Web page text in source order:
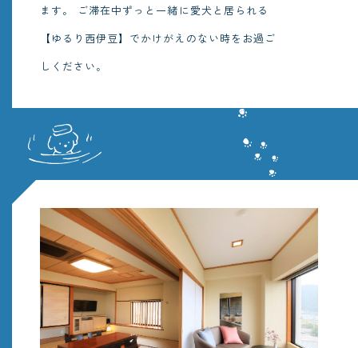
ます。
ご滞在中ずっと一緒に愛犬と居られる
【ゆるり西伊豆】でかけがえのない時をお過ご
しください。